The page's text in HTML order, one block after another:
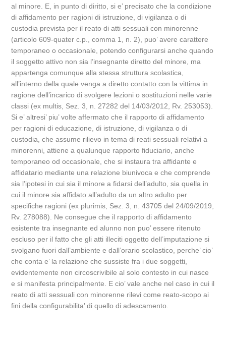
al minore. E, in punto di diritto, si e’ precisato che la condizione
di affidamento per ragioni di istruzione, di vigilanza o di
custodia prevista per il reato di atti sessuali con minorenne
(articolo 609-quater c.p., comma 1, n. 2), puo’ avere carattere
temporaneo o occasionale, potendo configurarsi anche quando
il soggetto attivo non sia l’insegnante diretto del minore, ma
appartenga comunque alla stessa struttura scolastica,
all’interno della quale venga a diretto contatto con la vittima in
ragione dell’incarico di svolgere lezioni o sostituzioni nelle varie
classi (ex multis, Sez. 3, n. 27282 del 14/03/2012, Rv. 253053).
Si e’ altresi’ piu’ volte affermato che il rapporto di affidamento
per ragioni di educazione, di istruzione, di vigilanza o di
custodia, che assume rilievo in tema di reati sessuali relativi a
minorenni, attiene a qualunque rapporto fiduciario, anche
temporaneo od occasionale, che si instaura tra affidante e
affidatario mediante una relazione biunivoca e che comprende
sia l’ipotesi in cui sia il minore a fidarsi dell’adulto, sia quella in
cui il minore sia affidato all’adulto da un altro adulto per
specifiche ragioni (ex plurimis, Sez. 3, n. 43705 del 24/09/2019,
Rv. 278088). Ne consegue che il rapporto di affidamento
esistente tra insegnante ed alunno non puo’ essere ritenuto
escluso per il fatto che gli atti illeciti oggetto dell’imputazione si
svolgano fuori dall’ambiente e dall’orario scolastico, perche’ cio’
che conta e’ la relazione che sussiste fra i due soggetti,
evidentemente non circoscrivibile al solo contesto in cui nasce
e si manifesta principalmente. E cio’ vale anche nel caso in cui il
reato di atti sessuali con minorenne rilevi come reato-scopo ai
fini della configurabilita’ di quello di adescamento.